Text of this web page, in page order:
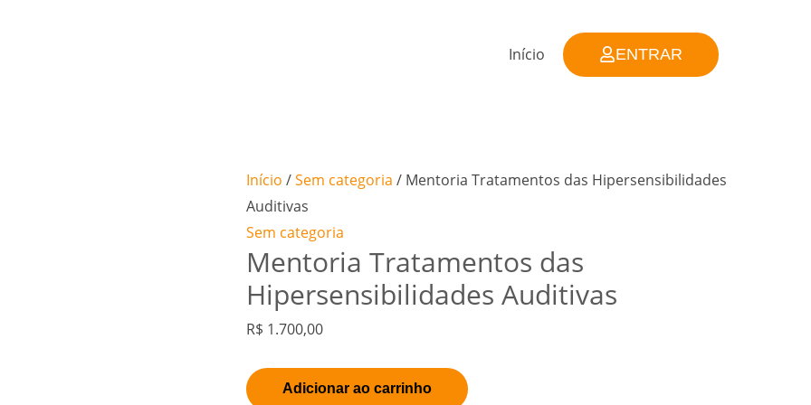
Início ENTRAR
Início /Sem categoria / Mentoria Tratamentos das Hipersensibilidades
Auditivas
Sem categoria
Mentoria Tratamentos das
Hipersensibilidades Auditivas
R$ 1.700,00
Mentoria
Tratamentos
das
Hipersensibilidades
Auditivas
quantidade
Adicionar ao carrinho